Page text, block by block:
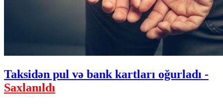
Taksidən pul və bank kartları oğurladı -
Saxlanıldı